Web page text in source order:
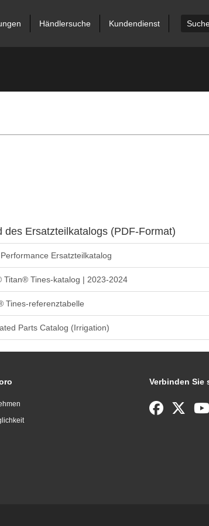
Händlersuche Kundendienst
des Ersatzteilkatalogs (PDF-Format)
Ersatzteilkatalog
Titan® Tines-katalog | 2023-2024
Tines-referenztabelle
Parts Catalog (Irrigation)
Verbinden Sie